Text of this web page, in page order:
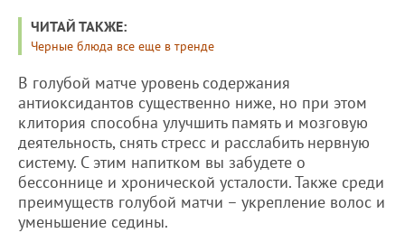
ЧИТАЙ ТАКЖЕ:
Черные блюда все еще в тренде
В голубой матче уровень содержания
антиоксидантов существенно ниже, но при этом
клитория способна улучшить память и мозговую
деятельность, снять стресс и расслабить нервную
систему. С этим напитком вы забудете о
бессоннице и хронической усталости. Также среди
преимуществ голубой матчи – укрепление волос и
уменьшение седины.